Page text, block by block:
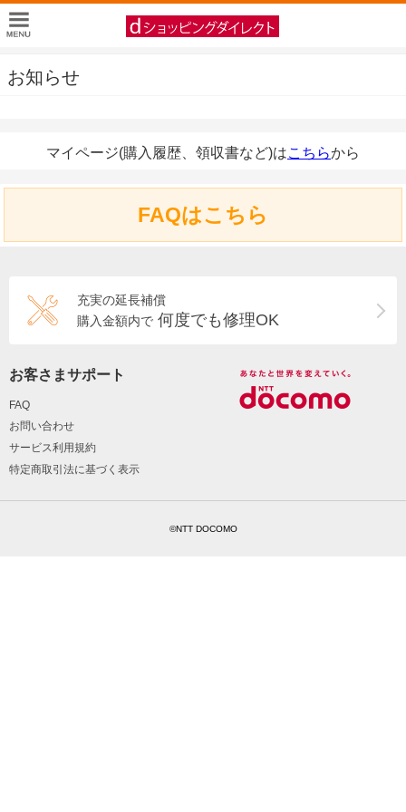
お知らせ
マイページ(購入履歴、領収書など)はこちらから
FAQはこちら
充実の延長補償
購入金額内で 何度でも修理OK
お客さまサポート
FAQ
お問い合わせ
サービス利用規約
特定商取引法に基づく表示
©NTT DOCOMO